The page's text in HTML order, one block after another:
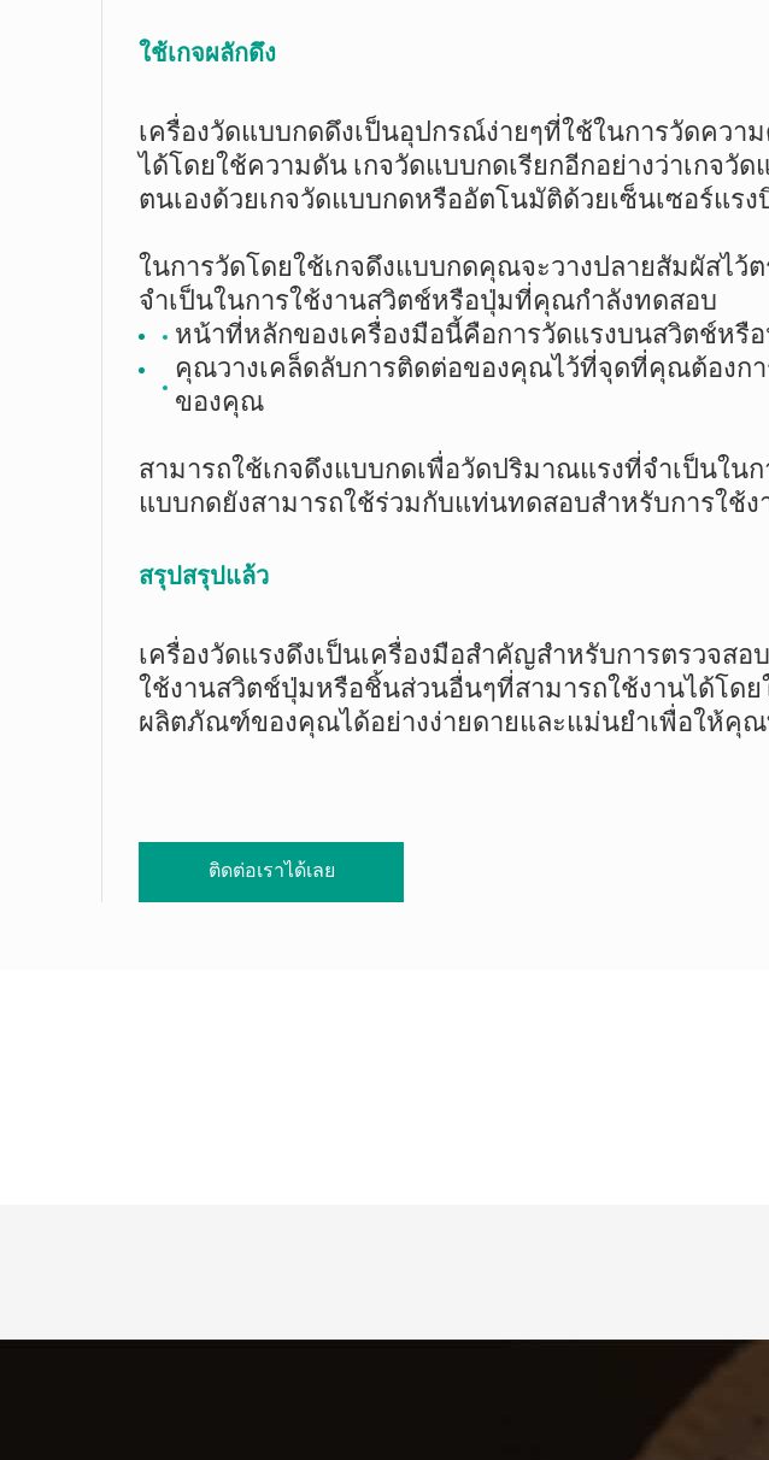
ใช้เกจผลักดึง
เครื่องวัดแบบกดดึงเป็นอุปกรณ์ง่ายๆที่ใช้ในการวัดคว
ได้โดยใช้ความดัน เกจวัดแบบกดเรียกอีกอย่างว่าเกจ
ตนเองด้วยเกจวัดแบบกดหรืออัตโนมัติด้วยเซ็นเซอร์แรง
ในการวัดโดยใช้เกจดึงแบบกดคุณจะวางปลายสัมผัสไ
จำเป็นในการใช้งานสวิตช์หรือปุ่มที่คุณกำลังทดสอบ
หน้าที่หลักของเครื่องมือนี้คือการวัดแรงบนสวิตช์หรื
คุณวางเคล็ดลับการติดต่อของคุณไว้ที่จุดที่คุณต้องก
ของคุณ
สามารถใช้เกจดึงแบบกดเพื่อวัดปริมาณแรงที่จำเป็นใ
แบบกดยังสามารถใช้ร่วมกับแท่นทดสอบสำหรับการใช้ง
สรุปสรุปแล้ว
เครื่องวัดแรงดึงเป็นเครื่องมือสำคัญสำหรับการตรวจส
ใช้งานสวิตช์ปุ่มหรือชิ้นส่วนอื่นๆที่สามารถใช้งานได้โด
ผลิตภัณฑ์ของคุณได้อย่างง่ายดายและแม่นยำเพื่อให้คุ
ติดต่อเราได้เลย